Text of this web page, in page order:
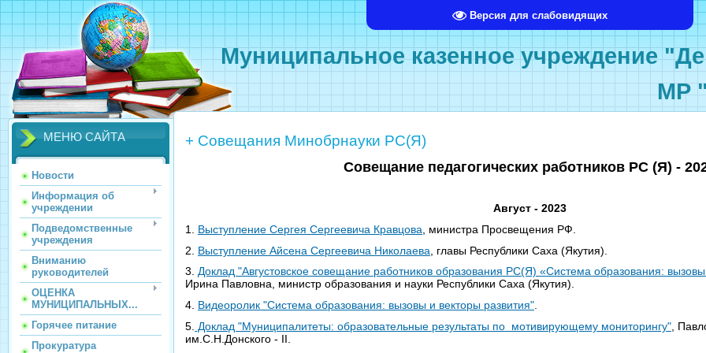
Версия для слабовидящих
Муниципальное казенное учреждение
МР
МЕНЮ САЙТА
Новости
Информация об
учреждении
Подведомственные
учреждения
Вниманию
руководителей
ОЦЕНКА
МУНИЦИПАЛЬНЫХ...
Горячее питание
Прокуратура
+ Совещания Минобрнауки РС(Я)
Совещание педагогических работников РС (Я) -
Август - 2023
1. Выступление Сергея Сергеевича Кравцова , министра Просвещения РФ.
2. Выступление Айсена Сергеевича Николаева , главы Республики Саха (Якутия).
3. Доклад "Августовское совещание работников образования РС(Я) «Система образования:
Ирина Павловна, министр образования и науки Республики Саха (Якутия).
4. Видеоролик "Система образования: вызовы и векторы развития"
5. Доклад "Муниципалитеты: образовательные результаты по мотивирующему мониторингу" ,
им.С.Н.Донского - II.